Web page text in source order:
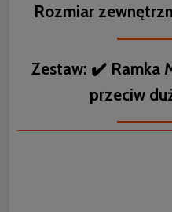
Rozmiar
Zestaw: ✔️ Ramka
przeciw